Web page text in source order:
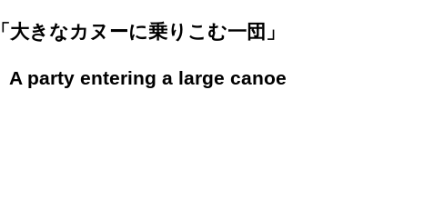
「大きなカヌーに乗りこむ一団」
A party entering a large canoe